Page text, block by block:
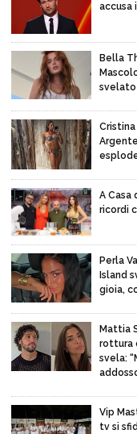
accusa
Bella
svelato
Cristina
A Casa
ricordi
Perla
Island
gioia,
Mattia
rottura
svela:
Vip
tv si